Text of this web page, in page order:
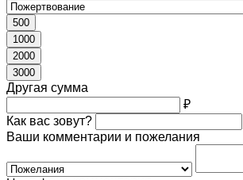
500
1000
2000
3000
Другая сумма
₽
Как вас зовут?
Ваши комментарии и пожелания